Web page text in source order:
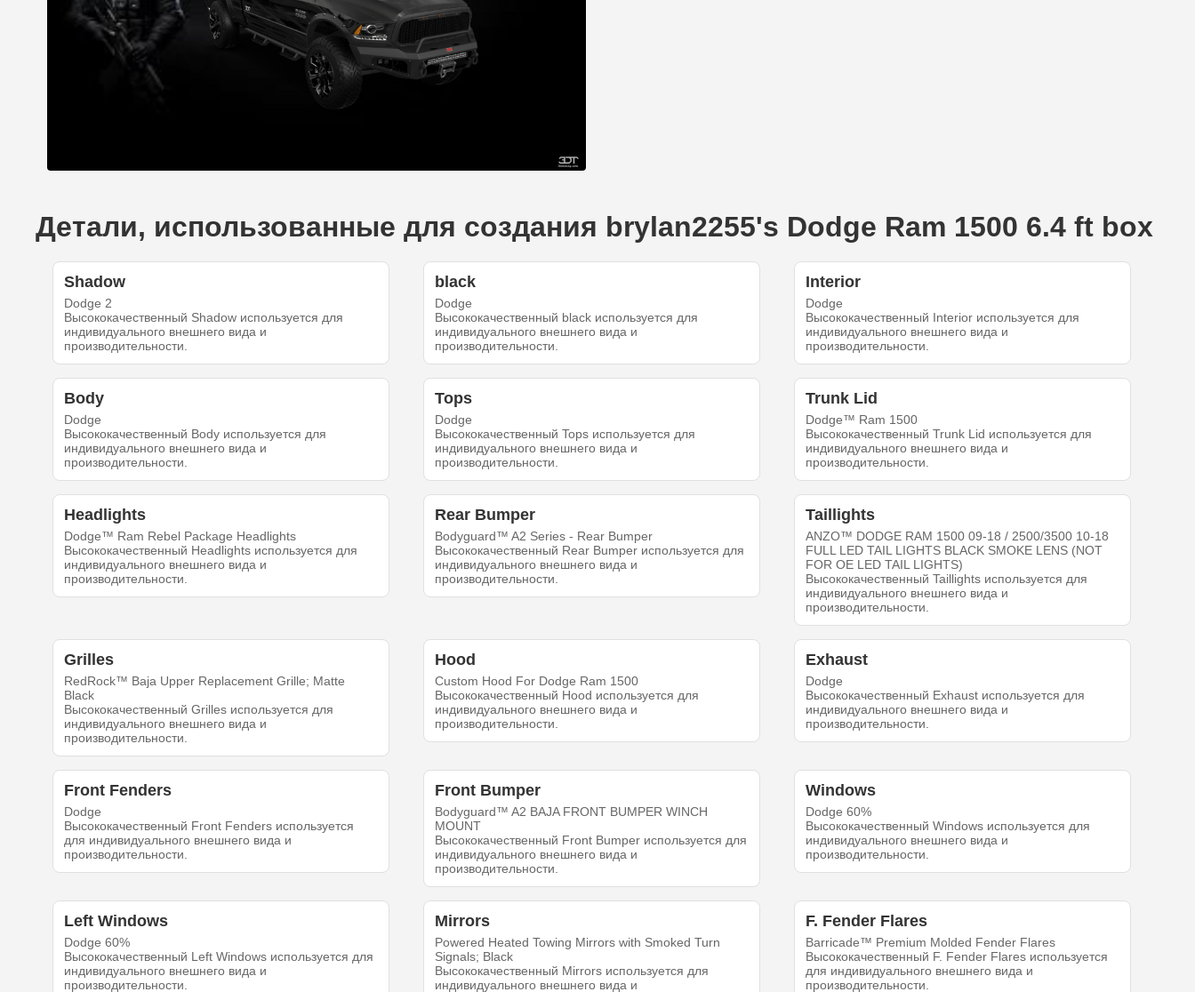
Детали, использованные для создания brylan2255's Dodge Ram 1500 6.4 ft box
Shadow
Dodge 2
Высококачественный Shadow используется для
индивидуального внешнего вида и
производительности.
black
Dodge
Высококачественный black используется для
индивидуального внешнего вида и
производительности.
Interior
Dodge
Высококачественный Interior используется для
индивидуального внешнего вида и
производительности.
Body
Dodge
Высококачественный Body используется для
индивидуального внешнего вида и
производительности.
Tops
Dodge
Высококачественный Tops используется для
индивидуального внешнего вида и
производительности.
Trunk Lid
Dodge™ Ram 1500
Высококачественный Trunk Lid используется для
индивидуального внешнего вида и
производительности.
Headlights
Dodge™ Ram Rebel Package Headlights
Высококачественный Headlights используется для
индивидуального внешнего вида и
производительности.
Rear Bumper
Bodyguard™ A2 Series - Rear Bumper
Высококачественный Rear Bumper используется для
индивидуального внешнего вида и
производительности.
Taillights
ANZO™ DODGE RAM 1500 09-18 / 2500/3500 10-18
FULL LED TAIL LIGHTS BLACK SMOKE LENS (NOT
FOR OE LED TAIL LIGHTS)
Высококачественный Taillights используется для
индивидуального внешнего вида и
производительности.
Grilles
RedRock™ Baja Upper Replacement Grille; Matte
Black
Высококачественный Grilles используется для
индивидуального внешнего вида и
производительности.
Hood
Custom Hood For Dodge Ram 1500
Высококачественный Hood используется для
индивидуального внешнего вида и
производительности.
Exhaust
Dodge
Высококачественный Exhaust используется для
индивидуального внешнего вида и
производительности.
Front Fenders
Dodge
Высококачественный Front Fenders используется
для индивидуального внешнего вида и
производительности.
Front Bumper
Bodyguard™ A2 BAJA FRONT BUMPER WINCH
MOUNT
Высококачественный Front Bumper используется для
индивидуального внешнего вида и
производительности.
Windows
Dodge 60%
Высококачественный Windows используется для
индивидуального внешнего вида и
производительности.
Left Windows
Dodge 60%
Высококачественный Left Windows используется для
индивидуального внешнего вида и
производительности.
Mirrors
Powered Heated Towing Mirrors with Smoked Turn
Signals; Black
Высококачественный Mirrors используется для
индивидуального внешнего вида и
F. Fender Flares
Barricade™ Premium Molded Fender Flares
Высококачественный F. Fender Flares используется
для индивидуального внешнего вида и
производительности.